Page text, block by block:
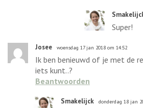
Super!
Josee woensdag 17 jan 2018 om 14:52
Ik ben benieuwd of je met de
iets kunt..?
Beantwoorden
Smakelijck donderdag 18 jan